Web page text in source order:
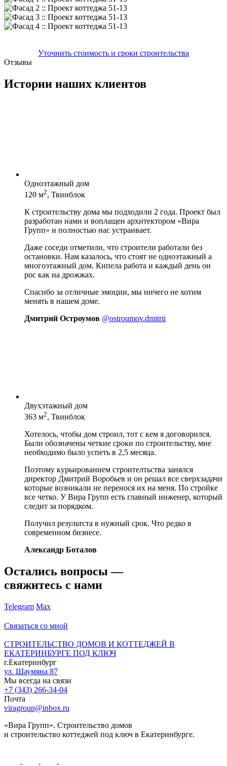
Уточнить стоимость и сроки строительства
Отзывы
Истории наших клиентов
Одноэтажный дом
120 м2, Твинблок
К строительству дома мы подходили 2 года. Проект был
разработан нами и воплащен архитектором «Вира
Групп» и полностью нас устраивает.
Даже соседи отметили, что строители работали без
остановки. Нам казалось, что стоят не одноэтажный а
многоэтажный дом. Кипела работа и каждый день он
рос как на дрожжах.
Спасибо за отличные эмоции, мы ничего не хотим
менять в нашем доме.
Дмитрий Остроумов @ostroumov.dmitrii
Двухэтажный дом
363 м2, Твинблок
Хотелось, чтобы дом строил, тот с кем я договорился.
Были обозначены четкие сроки по строительству, мне
необходимо было успеть в 2,5 месяца.
Поэтому курьированием строителтьства занялся
директор Дмитрий Воробьев и он решал все сверхзадачи
которые возникали не перенося их на меня. По стройке
все четко. У Вира Групп есть главный инженер, который
следит за порядком.
Получил результста в нужный срок. Что редко в
современном бизнесе.
Александр Боталов
Остались вопросы —
свяжитесь с нами
Telegram Max
Связаться со мной
СТРОИТЕЛЬСТВО ДОМОВ И КОТТЕДЖЕЙ В
ЕКАТЕРИНБУРГЕ ПОД КЛЮЧ
г.Екатеринбург
ул. Шаумяна 87
Мы всегда на связи
+7 (343) 266-34-04
Почта
viragroup@inbox.ru
«Вира Групп». Строительство домов
и строительство коттеджей под ключ в Екатеринбурге.